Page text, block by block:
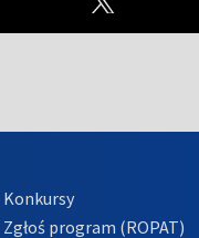
Konkursy
Zgłoś program (ROPAT)